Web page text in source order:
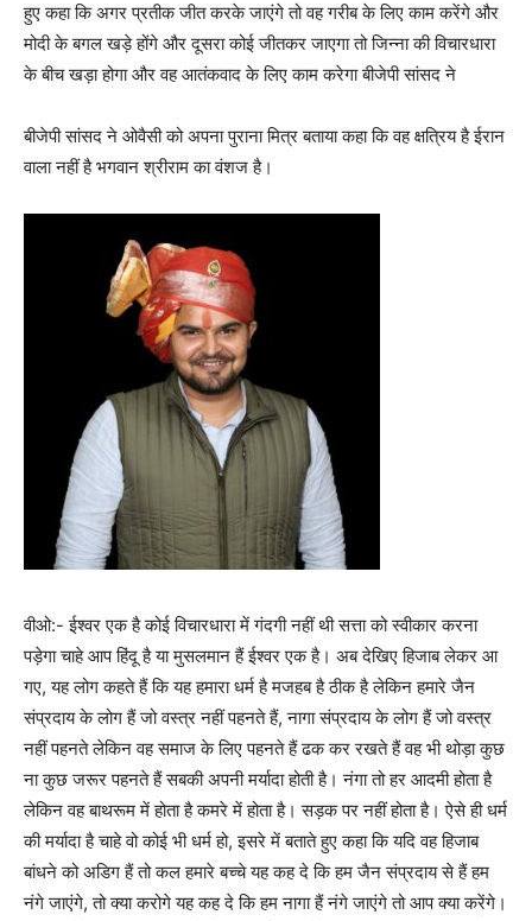
हुए कहा कि अगर प्रतीक जीत करके जाएंगे तो वह गरीब के लिए काम करेंगे और
मोदी के बगल खड़े होंगे और दूसरा कोई जीतकर जाएगा तो जिन्ना की विचारधारा
के बीच खड़ा होगा और वह आतंकवाद के लिए काम करेगा बीजेपी सांसद ने
बीजेपी सांसद ने ओवैसी को अपना पुराना मित्र बताया कहा कि वह क्षत्रिय है ईरान
वाला नहीं है भगवान श्रीराम का वंशज है।
वीओ:- ईश्वर एक है कोई विचारधारा में गंदगी नहीं थी सत्ता को स्वीकार करना
पड़ेगा चाहे आप हिंदू है या मुसलमान हैं ईश्वर एक है। अब देखिए हिजाब लेकर आ
गए, यह लोग कहते हैं कि यह हमारा धर्म है मजहब है ठीक है लेकिन हमारे जैन
संप्रदाय के लोग हैं जो वस्त्र नहीं पहनते हैं, नागा संप्रदाय के लोग हैं जो वस्त्र
नहीं पहनते लेकिन वह समाज के लिए पहनते हैं ढक कर रखते हैं वह भी थोड़ा कुछ
ना कुछ जरूर पहनते हैं सबकी अपनी मर्यादा होती है। नंगा तो हर आदमी होता है
लेकिन वह बाथरूम में होता है कमरे में होता है। सड़क पर नहीं होता है। ऐसे ही धर्म
की मर्यादा है चाहे वो कोई भी धर्म हो, इसरे में बताते हुए कहा कि यदि वह हिजाब
बांधने को अडिग हैं तो कल हमारे बच्चे यह कह दे कि हम जैन संप्रदाय से हैं हम
नंगे जाएंगे, तो क्या करोगे यह कह दे कि हम नागा हैं नंगे जाएंगे तो आप क्या करेंगे।